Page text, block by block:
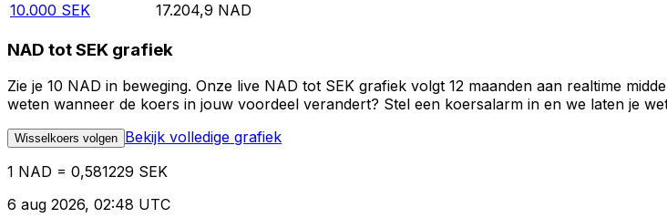
10.000 SEK 17.204,9 NAD
NAD tot SEK grafiek
Zie je 10 NAD in beweging. Onze live NAD tot SEK grafiek volgt 12 maanden aan realtime
weten wanneer de koers in jouw voordeel verandert? Stel een koersalarm in en we laten je
Wisselkoers volgen Bekijk volledige grafiek
1 NAD = 0,581229 SEK
6 aug 2026, 02:48 UTC